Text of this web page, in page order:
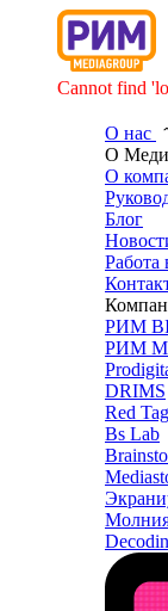
Cannot find
О нас
О
О
Блог
РИМ
РИМ
DRIMS
Red Tag
Bs Lab